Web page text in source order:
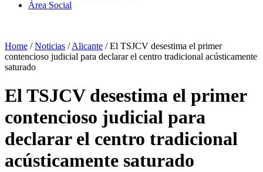
Área Social
Home /Noticias /Alicante /El TSJCV desestima el primer
contencioso judicial para declarar el centro tradicional acústicamente
saturado
El TSJCV desestima el primer
contencioso judicial para
declarar el centro tradicional
acústicamente saturado